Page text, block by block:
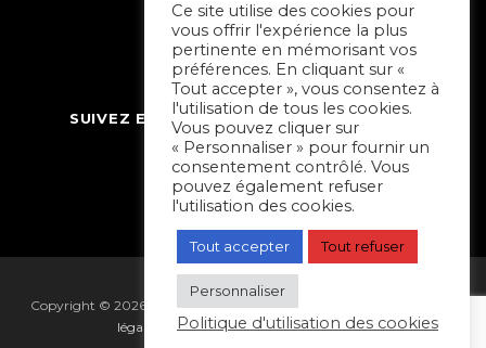
SUIVEZ ET CONTACTEZ SORTIR À NIORT
Copyright © 2026 Sortir à Niort | réalisé par
légales
Gestion des cookies|Plan du site
Ce site utilise des cookies pour
vous offrir l'expérience la plus
pertinente en mémorisant vos
préférences. En cliquant sur «
Tout accepter », vous consentez à
l'utilisation de tous les cookies.
Vous pouvez cliquer sur
« Personnaliser » pour fournir un
consentement contrôlé. Vous
pouvez également refuser
l'utilisation des cookies.
Tout accepter Tout refuser
Personnaliser
Politique d'utilisation des cookies